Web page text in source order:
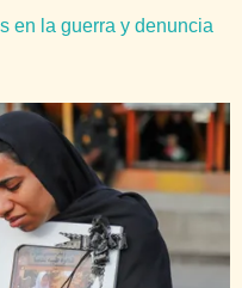
en la guerra y denuncia